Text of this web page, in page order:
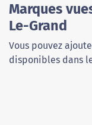
Marques
Le-Grand
Vous pouvez
disponibles dans